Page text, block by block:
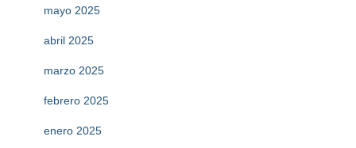
mayo 2025
abril 2025
marzo 2025
febrero 2025
enero 2025